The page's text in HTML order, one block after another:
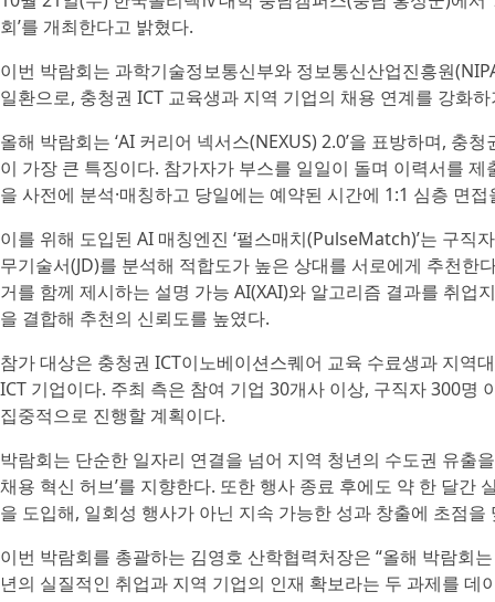
회’를 개최한다고 밝혔다.
이번 박람회는 과학기술정보통신부와 정보통신산업진흥원
일환으로, 충청권 ICT 교육생과 지역 기업의 채용 연계를 강화
올해 박람회는 ‘AI 커리어 넥서스(NEXUS) 2.0’을 표방하며, 충
이 가장 큰 특징이다. 참가자가 부스를 일일이 돌며 이력서를
을 사전에 분석·매칭하고 당일에는 예약된 시간에 1:1 심층 면
이를 위해 도입된 AI 매칭엔진 ‘펄스매치(PulseMatch)’는 구직
무기술서(JD)를 분석해 적합도가 높은 상대를 서로에게 추천한
거를 함께 제시하는 설명 가능 AI(XAI)와 알고리즘 결과를 취업
을 결합해 추천의 신뢰도를 높였다.
참가 대상은 충청권 ICT이노베이션스퀘어 교육 수료생과 지역
ICT 기업이다. 주최 측은 참여 기업 30개사 이상, 구직자 300명
집중적으로 진행할 계획이다.
박람회는 단순한 일자리 연결을 넘어 지역 청년의 수도권 유출
채용 혁신 허브’를 지향한다. 또한 행사 종료 후에도 약 한 달간
을 도입해, 일회성 행사가 아닌 지속 가능한 성과 창출에 초점을
이번 박람회를 총괄하는 김영호 산학협력처장은 “올해 박람회
년의 실질적인 취업과 지역 기업의 인재 확보라는 두 과제를 데